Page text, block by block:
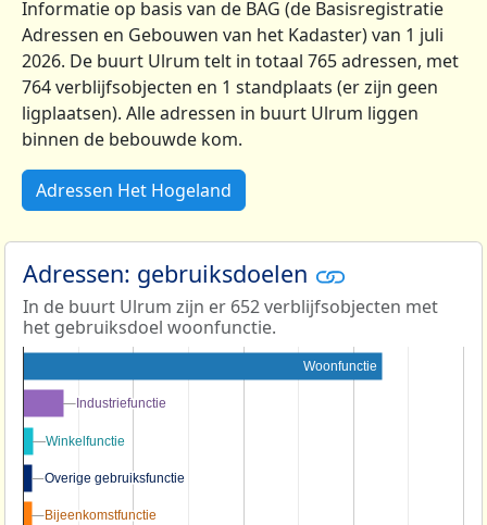
Informatie op basis van de BAG (de Basisregistratie
Adressen en Gebouwen van het Kadaster) van 1 juli
2026. De buurt Ulrum telt in totaal 765 adressen, met
764 verblijfsobjecten en 1 standplaats (er zijn geen
ligplaatsen). Alle adressen in buurt Ulrum liggen
binnen de bebouwde kom.
Adressen Het Hogeland
Adressen: gebruiksdoelen
In de buurt Ulrum zijn er 652 verblijfsobjecten met
het gebruiksdoel woonfunctie.
Woonfunctie
Industriefunctie
Industriefunctie
Winkelfunctie
Winkelfunctie
Overige gebruiksfunctie
Overige gebruiksfunctie
Bijeenkomstfunctie
Bijeenkomstfunctie